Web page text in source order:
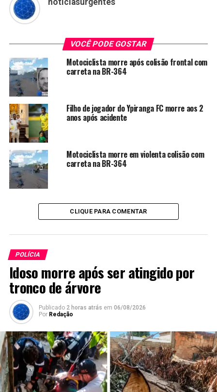
noticiasurgentes
VOCÊ PODE GOSTAR
Motociclista morre após colisão frontal com
carreta na BR-364
Filho de jogador do Ypiranga FC morre aos 2
anos após acidente
Motociclista morre em violenta colisão com
carreta na BR-364
CLIQUE PARA COMENTAR
POLÍCIA
Idoso morre após ser atingido por
tronco de árvore
Publicado 2 horas atrás em 06/08/2026
Por Redação